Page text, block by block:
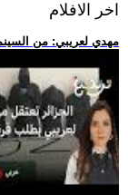
اخر الافلام
.. مهدي لعريبي: من